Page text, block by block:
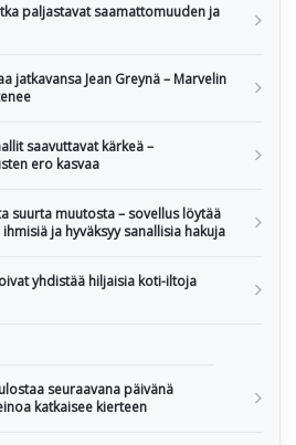
paljastavat saamattomuuden ja
jatkavansa Jean Greynä – Marvelin
saavuttavat kärkeä –
ero kasvaa
suurta muutosta – sovellus löytää
ja hyväksyy sanallisia hakuja
yhdistää hiljaisia koti-iltoja
seuraavana päivänä
katkaisee kierteen